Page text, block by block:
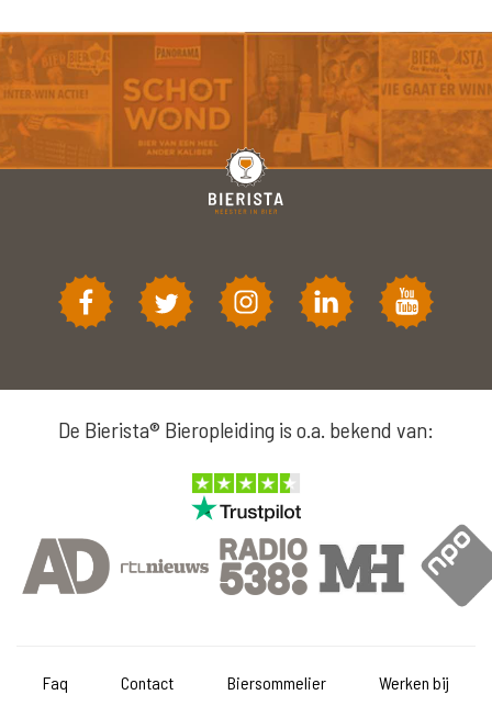
De Bierista® Bieropleiding is o.a. bekend van:
Faq Contact Biersommelier Werken bij